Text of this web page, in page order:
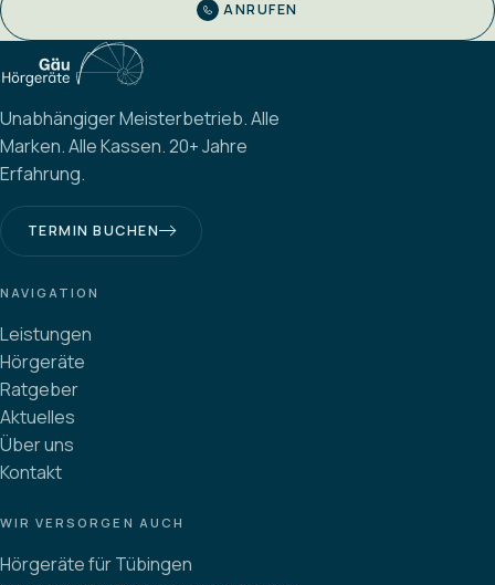
ANRUFEN
Unabhängiger Meisterbetrieb. Alle
Marken. Alle Kassen. 20+ Jahre
Erfahrung.
TERMIN BUCHEN
NAVIGATION
Leistungen
Hörgeräte
Ratgeber
Aktuelles
Über uns
Kontakt
WIR VERSORGEN AUCH
Hörgeräte für Tübingen